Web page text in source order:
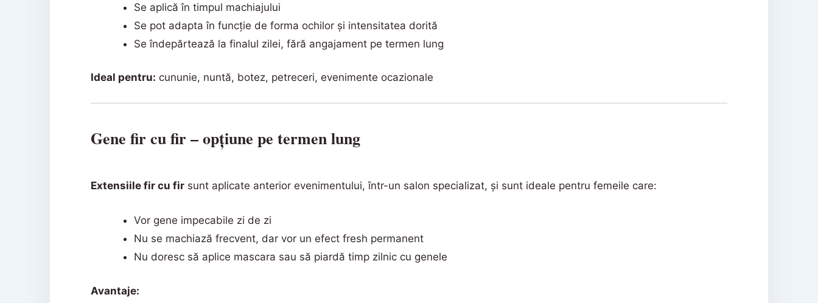
Se aplică în timpul machiajului
Se pot adapta în funcție de forma ochilor și intensitatea dorită
Se îndepărtează la finalul zilei, fără angajament pe termen lung
Ideal pentru: cununie, nuntă, botez, petreceri, evenimente ocazionale
Gene fir cu fir – opțiune pe termen lung
Extensiile fir cu fir sunt aplicate anterior evenimentului, într-un salon specializat, și sunt ideale pentru femeile care:
Vor gene impecabile zi de zi
Nu se machiază frecvent, dar vor un efect fresh permanent
Nu doresc să aplice mascara sau să piardă timp zilnic cu genele
Avantaje: